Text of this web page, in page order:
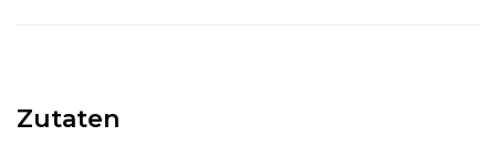
Zutaten